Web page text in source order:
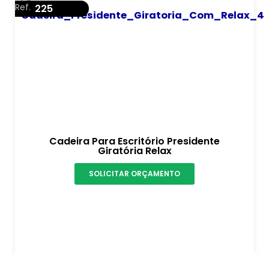
Cadeira Para Escritório Presidente
Giratória Relax
Ref. 225
SOLICITAR ORÇAMENTO